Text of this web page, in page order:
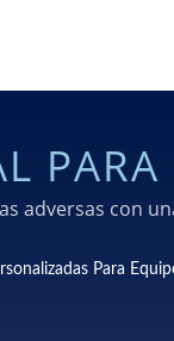
PARA
adversas con
Para